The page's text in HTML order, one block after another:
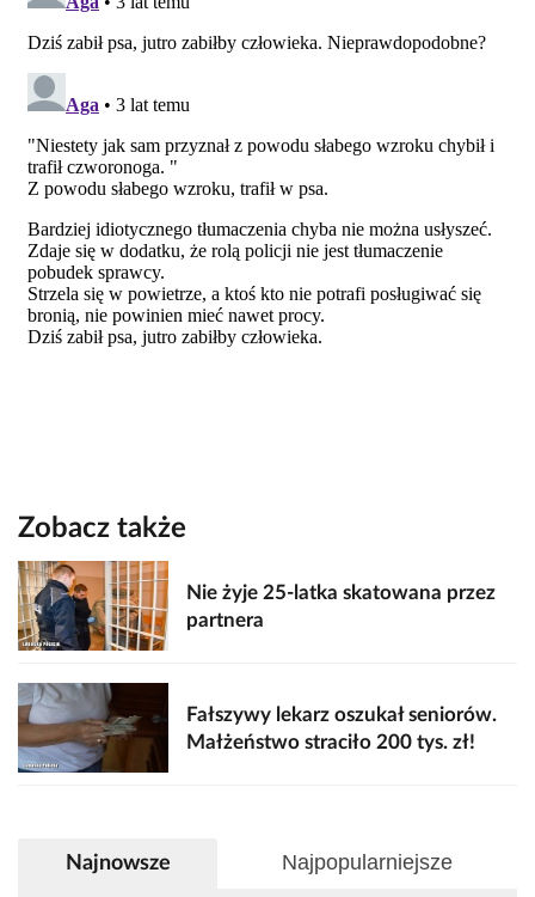
Zobacz także
Nie żyje 25-latka skatowana przez
partnera
Fałszywy lekarz oszukał seniorów.
Małżeństwo straciło 200 tys. zł!
Najnowsze Najpopularniejsze